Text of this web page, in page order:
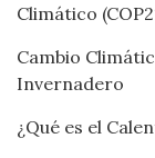
Climático
Cambio
Invernadero
¿Qué es el